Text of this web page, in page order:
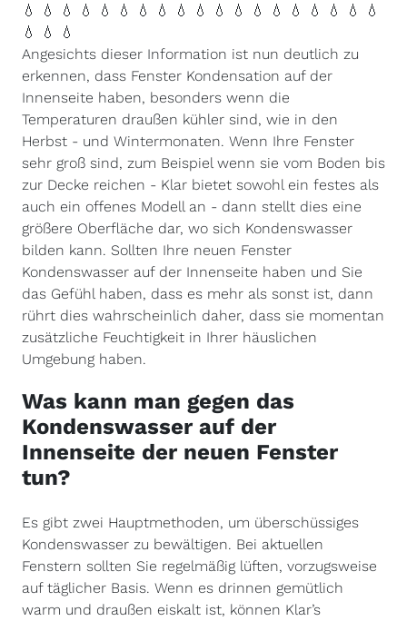
💧 💧 💧 💧 💧 💧 💧 💧 💧 💧 💧 💧 💧 💧 💧 💧 💧 💧 💧
💧 💧 💧
Angesichts dieser Information ist nun deutlich zu
erkennen, dass Fenster Kondensation auf der
Innenseite haben, besonders wenn die
Temperaturen draußen kühler sind, wie in den
Herbst - und Wintermonaten. Wenn Ihre Fenster
sehr groß sind, zum Beispiel wenn sie vom Boden bis
zur Decke reichen - Klar bietet sowohl ein festes als
auch ein offenes Modell an - dann stellt dies eine
größere Oberfläche dar, wo sich Kondenswasser
bilden kann. Sollten Ihre neuen Fenster
Kondenswasser auf der Innenseite haben und Sie
das Gefühl haben, dass es mehr als sonst ist, dann
rührt dies wahrscheinlich daher, dass sie momentan
zusätzliche Feuchtigkeit in Ihrer häuslichen
Umgebung haben.
Was kann man gegen das
Kondenswasser auf der
Innenseite der neuen Fenster
tun?
Es gibt zwei Hauptmethoden, um überschüssiges
Kondenswasser zu bewältigen. Bei aktuellen
Fenstern sollten Sie regelmäßig lüften, vorzugsweise
auf täglicher Basis. Wenn es drinnen gemütlich
warm und draußen eiskalt ist, können Klar’s